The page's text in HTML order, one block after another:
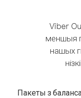
Viber
меншыя
нашых
Пакеты з